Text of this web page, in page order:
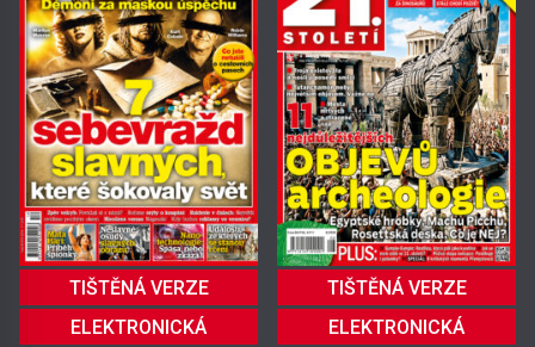
TIŠTĚNÁ VERZE
ELEKTRONICKÁ
TIŠTĚNÁ VERZE
ELEKTRONICKÁ